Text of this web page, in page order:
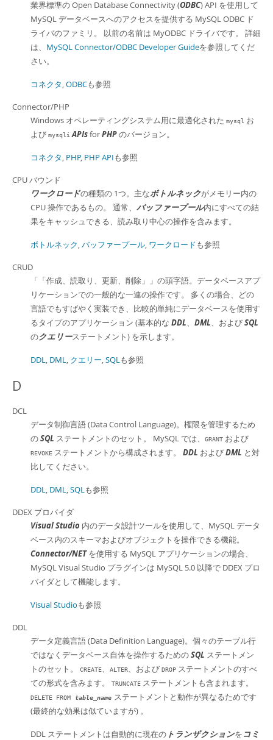
業界標準の Open Database Connectivity (ODBC) API を使用して
MySQL データベースへのアクセスを提供する MySQL ODBC ド
ライバのファミリ。 以前の名前は MyODBC ドライバです。 詳細
は、 MySQL Connector/ODBC Developer Guideを参照してくだ
さい。
コネクタ,ODBCも参照
Connector/PHP
Windows オペレーティングシステム用に最適化された mysql お
よび mysqli APIsforPHPのバージョン。
コネクタ, PHP, PHP APIも参照
CPU バウンド
ワークロードの種類の 1つ。主なボトルネックがメモリー内の
CPU 操作であるもの。 通常、 バッファープール内にすべての結
果をキャッシュできる、読み取り中心の操作を含みます。
ボトルネック,バッファープール, ワークロードも参照
CRUD
「 「作成、読取り、更新、削除」 」 の頭字語。データベースアプ
リケーションでの一般的な一連の操作です。 多くの場合、どの
言語でもすばやく実装でき、比較的単純にデータベースを使用す
るタイプのアプリケーション (基本的な DDL、 DML、およびSQL
のクエリーステートメント) を示します。
DDL, DML, クエリー,SQLも参照
D
DCL
データ制御言語 (Data Control Language)。権限を管理するため
のSQL ステートメントのセット。 MySQL では、 GRANT および
REVOKE ステートメントから構成されます。 DDL およびDML と対
比してください。
DDL, DML,SQLも参照
DDEX プロバイダ
Visual Studio 内のデータ設計ツールを使用して、MySQL データ
ベース内のスキーマおよびオブジェクトを操作できる機能。
Connector/NETを使用する MySQL アプリケーションの場合、
MySQL Visual Studio プラグインは MySQL 5.0 以降で DDEX プロ
バイダとして機能します。
Visual Studioも参照
DDL
データ定義言語 (Data Definition Language)。個々のテーブル行
ではなくデータベース自体を操作するためのSQL ステートメン
トのセット。
CREATE、 ALTER、および DROP ステートメントのすべ
ての形式を含みます。
TRUNCATE ステートメントも含まれます。
DELETE FROM table_name ステートメントと動作が異なるためです
(最終的な効果は似ていますが) 。
DDL ステートメントは自動的に現在の トランザクションをコミ